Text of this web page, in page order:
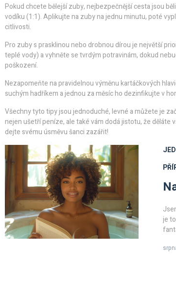
Pokud chcete bělejší zuby, nejbezpečnější cesta jsou
vodíku (1:1). Aplikujte na zuby na jednu minutu, poté
citlivosti.
Pro zuby s prasklinou nebo drobnou dírou je největší
teplé vody) a vyhněte se tvrdým potravinám, dokud
poškození.
Nezapomeňte na pravidelnou výměnu kartáčkových
suchým hadříkem a jednou za měsíc ho dezinfikujte v
Všechny tyto tipy jsou jednoduché, levné a můžete je
nejen ušetří peníze, ale také vám dodá jistotu, že
dejte svému úsměvu šanci zazářit!
je